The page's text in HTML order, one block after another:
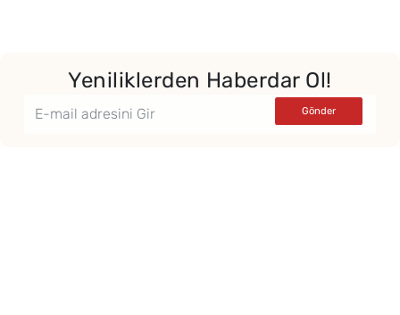
Yeniliklerden Haberdar Ol!